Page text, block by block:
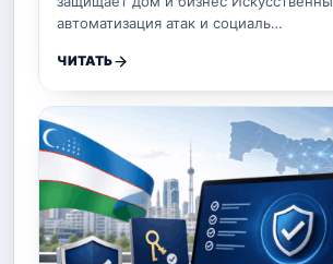
автоматизация атак и социаль…
ЧИТАТЬ